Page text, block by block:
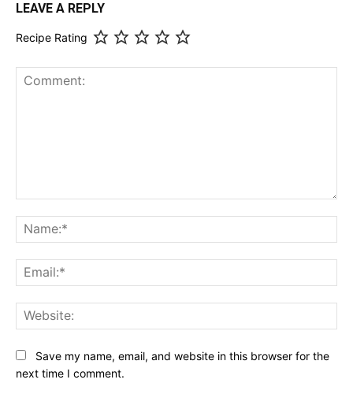
LEAVE A REPLY
Recipe Rating
Save my name, email, and website in this browser for the
next time I comment.